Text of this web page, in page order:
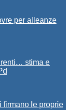
per alleanze
stima e
firmano le proprie